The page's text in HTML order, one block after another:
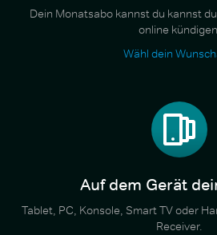
Dein Monatsabo kannst du kannst
online
Wähl dein
Auf dem Gerät
Tablet, PC, Konsole, Smart TV oder
Receiver.